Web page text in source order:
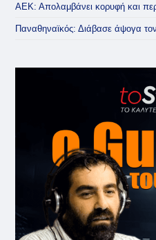
ΑΕΚ: Απολαμβάνει κορυφή και
Παναθηναϊκός: Διάβασε άψογα